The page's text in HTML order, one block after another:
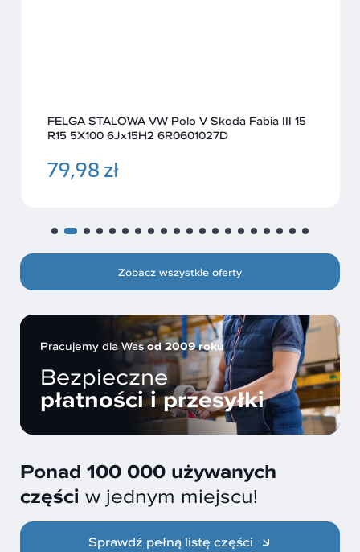
FELGA STALOWA VW Polo V Skoda Fabia III 15
R15 5X100 6Jx15H2 6R0601027D
79,98 zł
Zobacz wszystkie oferty
Pracujemy dla Wasod 2009 roku
Bezpieczne
płatności i przesyłki
Ponad 100 000 używanych
części w jednym miejscu!
Sprawdź pełną listę części